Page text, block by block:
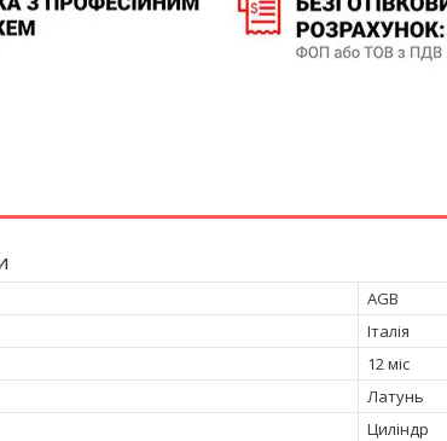
AGB
Італія
12 міс
Латунь
Циліндр